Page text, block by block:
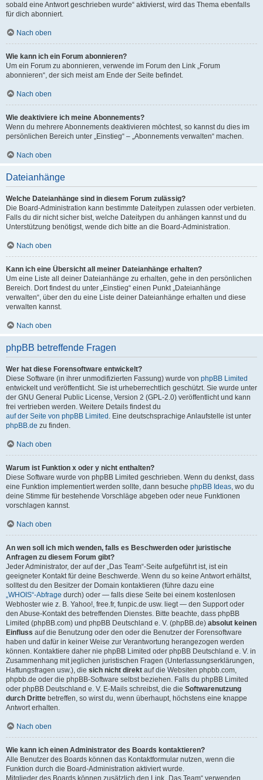
sobald eine Antwort geschrieben wurde“ aktivierst, wird das Thema ebenfalls
für dich abonniert.
Nach oben
Wie kann ich ein Forum abonnieren?
Um ein Forum zu abonnieren, verwende im Forum den Link „Forum
abonnieren“, der sich meist am Ende der Seite befindet.
Nach oben
Wie deaktiviere ich meine Abonnements?
Wenn du mehrere Abonnements deaktivieren möchtest, so kannst du dies im
persönlichen Bereich unter „Einstieg“ – „Abonnements verwalten“ machen.
Nach oben
Dateianhänge
Welche Dateianhänge sind in diesem Forum zulässig?
Die Board-Administration kann bestimmte Dateitypen zulassen oder verbieten.
Falls du dir nicht sicher bist, welche Dateitypen du anhängen kannst und du
Unterstützung benötigst, wende dich bitte an die Board-Administration.
Nach oben
Kann ich eine Übersicht all meiner Dateianhänge erhalten?
Um eine Liste all deiner Dateianhänge zu erhalten, gehe in den persönlichen
Bereich. Dort findest du unter „Einstieg“ einen Punkt „Dateianhänge
verwalten“, über den du eine Liste deiner Dateianhänge erhalten und diese
verwalten kannst.
Nach oben
phpBB betreffende Fragen
Wer hat diese Forensoftware entwickelt?
Diese Software (in ihrer unmodifizierten Fassung) wurde von phpBB Limited
entwickelt und veröffentlicht. Sie ist urheberrechtlich geschützt. Sie wurde unter
der GNU General Public License, Version 2 (GPL-2.0) veröffentlicht und kann
frei vertrieben werden. Weitere Details findest du
auf der Seite von phpBB Limited . Eine deutschsprachige Anlaufstelle ist unter
phpBB.de zu finden.
Nach oben
Warum ist Funktion x oder y nicht enthalten?
Diese Software wurde von phpBB Limited geschrieben. Wenn du denkst, dass
eine Funktion implementiert werden sollte, dann besuche phpBB Ideas, wo du
deine Stimme für bestehende Vorschläge abgeben oder neue Funktionen
vorschlagen kannst.
Nach oben
An wen soll ich mich wenden, falls es Beschwerden oder juristische
Anfragen zu diesem Forum gibt?
Jeder Administrator, der auf der „Das Team“-Seite aufgeführt ist, ist ein
geeigneter Kontakt für deine Beschwerde. Wenn du so keine Antwort erhältst,
solltest du den Besitzer der Domain kontaktieren (führe dazu eine
„WHOIS“-Abfrage durch) oder — falls diese Seite bei einem kostenlosen
Webhoster wie z. B. Yahoo!, free.fr, funpic.de usw. liegt — den Support oder
den Abuse-Kontakt des betreffenden Dienstes. Bitte beachte, dass phpBB
Limited (phpBB.com) und phpBB Deutschland e. V. (phpBB.de) absolut keinen
Einfluss auf die Benutzung oder den oder die Benutzer der Forensoftware
haben und dafür in keiner Weise zur Verantwortung herangezogen werden
können. Kontaktiere daher nie phpBB Limited oder phpBB Deutschland e. V. in
Zusammenhang mit jeglichen juristischen Fragen (Unterlassungserklärungen,
Haftungsfragen usw.), die sich nicht direkt auf die Websiten phpbb.com,
phpbb.de oder die phpBB-Software selbst beziehen. Falls du phpBB Limited
oder phpBB Deutschland e. V. E-Mails schreibst, die die Softwarenutzung
durch Dritte betreffen, so wirst du, wenn überhaupt, höchstens eine knappe
Antwort erhalten.
Nach oben
Wie kann ich einen Administrator des Boards kontaktieren?
Alle Benutzer des Boards können das Kontaktformular nutzen, wenn die
Funktion durch die Board-Administration aktiviert wurde.
Mitglieder des Boards können zusätzlich den Link „Das Team“ verwenden.